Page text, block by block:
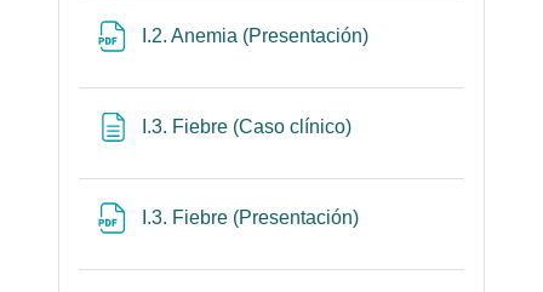
I.2. Anemia (Presentación)
I.3. Fiebre (Caso clínico)Página
I.3. Fiebre (Presentación)